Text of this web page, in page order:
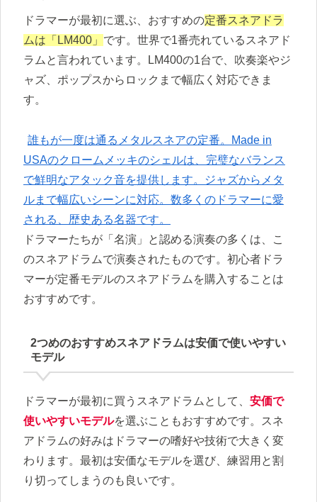
ドラマーが最初に選ぶ、おすすめの定番スネアドラ
ムは「LM400」 です。世界で1番売れているスネアド
ラムと言われています。LM400の1台で、吹奏楽やジ
ャズ、ポップスからロックまで幅広く対応できま
す。
誰もが一度は通るメタルスネアの定番。Made in
USAのクロームメッキのシェルは、完璧なバランス
で鮮明なアタック音を提供します。ジャズからメタ
ルまで幅広いシーンに対応。数多くのドラマーに愛
される、歴史ある名器です。
ドラマーたちが「名演」と認める演奏の多くは、こ
のスネアドラムで演奏されたものです。初心者ドラ
マーが定番モデルのスネアドラムを購入することは
おすすめです。
2つめのおすすめスネアドラムは安価で使いやすい
モデル
ドラマーが最初に買うスネアドラムとして、 安価で
使いやすいモデルを選ぶこともおすすめです。スネ
アドラムの好みはドラマーの嗜好や技術で大きく変
わります。最初は安価なモデルを選び、練習用と割
り切ってしまうのも良いです。